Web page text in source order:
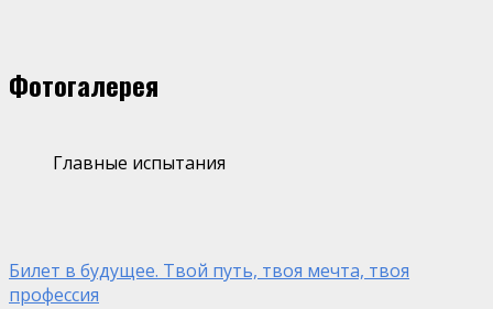
Фотогалерея
Главные испытания
Билет в будущее. Твой путь, твоя мечта, твоя
профессия